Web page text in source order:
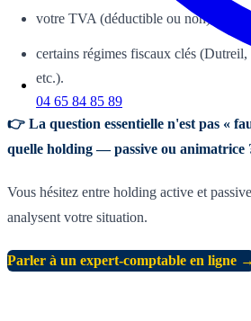
04 65 84 85 89
votre TVA (déductible ou non),
certains régimes fiscaux clés
etc.).
👉 La question essentielle n'est pas «
quelle holding — passive ou animatrice
Vous hésitez entre holding active et
analysent votre situation.
Parler à un expert-comptable en ligne →